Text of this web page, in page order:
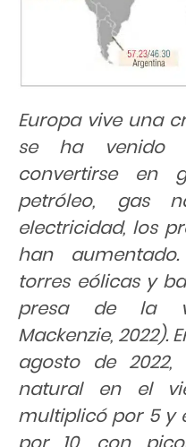
Europa vive una
se ha venido
convertirse en
petróleo, gas
electricidad, los
han
torres eólicas y
presa de la
Mackenzie, 2022).
agosto de
natural en el
multiplicó por 5 y